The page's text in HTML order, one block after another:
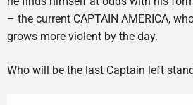
– the current CAPTAIN AMERICA,
grows more violent by the day.
Who will be the last Captain left